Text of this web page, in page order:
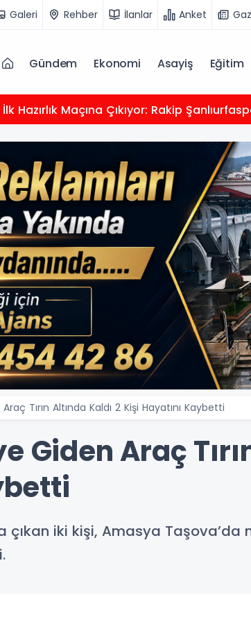
Galeri Rehber İlanlar Anket
Gündem Ekonomi Asayiş Eğitim
Yeni Değişiklik! 2026 Fiyatlarını
Tırın Altında Kaldı 2 Kişi Hayatını Kaybetti
Giden Araç
iki kişi, Amasya Taşova’da